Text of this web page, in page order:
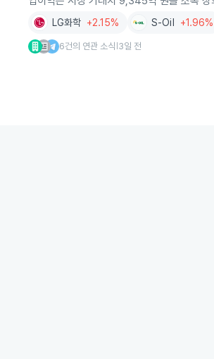
LG화학 +2.15% S-Oil +1.96%
6건의 연관 소식 3일 전